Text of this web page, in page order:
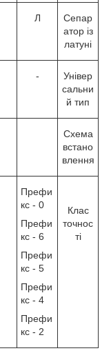
Л
Сепар
атор із
латуні
-
Універ
сальни
й тип
Схема
встано
влення
Префи
кс - 0
Префи
кс - 6
Префи
кс - 5
Префи
кс - 4
Префи
кс - 2
Клас
точнос
ті